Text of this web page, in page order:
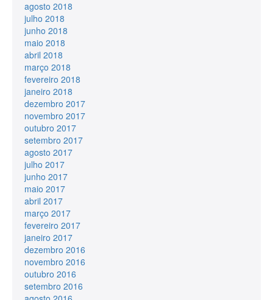
agosto 2018
julho 2018
junho 2018
maio 2018
abril 2018
março 2018
fevereiro 2018
janeiro 2018
dezembro 2017
novembro 2017
outubro 2017
setembro 2017
agosto 2017
julho 2017
junho 2017
maio 2017
abril 2017
março 2017
fevereiro 2017
janeiro 2017
dezembro 2016
novembro 2016
outubro 2016
setembro 2016